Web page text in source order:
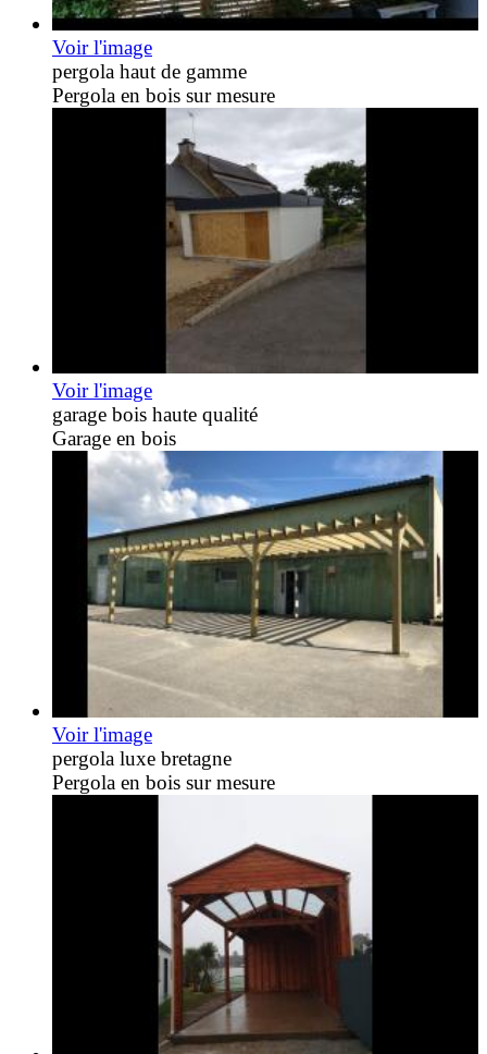
Voir l'image
pergola haut de gamme
Pergola en bois sur mesure
Voir l'image
garage bois haute qualité
Garage en bois
Voir l'image
pergola luxe bretagne
Pergola en bois sur mesure